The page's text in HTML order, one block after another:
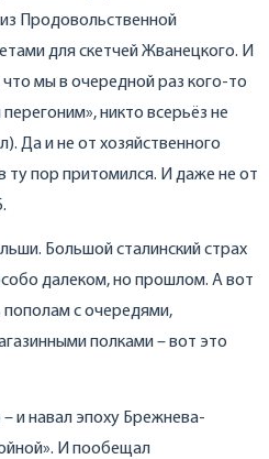
Продовольственной
для скетчей Жванецкого. И
мы в очередной раз кого-то
никто всерьёз не
Да и не от хозяйственного
ту пор притомился. И даже не от
Большой сталинский страх
далеком, но прошлом. А вот
с очередями,
полками – вот это
и навал эпоху Брежнева-
И пообещал